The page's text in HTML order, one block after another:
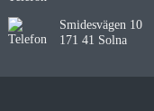
Smidesvägen 10
171 41 Solna